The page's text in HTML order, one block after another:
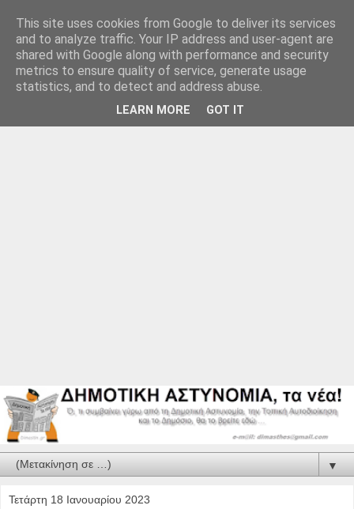
▼
Τετάρτη 18 Ιανουαρίου 2023
This site uses cookies from Google to deliver its services
and to analyze traffic. Your IP address and user-agent are
shared with Google along with performance and security
metrics to ensure quality of service, generate usage
statistics, and to detect and address abuse.
LEARN MORE GOT IT